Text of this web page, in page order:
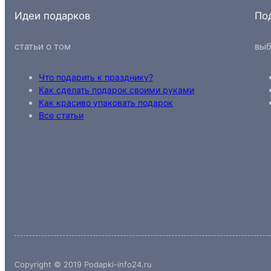
Идеи подарков
статьи о том
Что подарить к празднику?
Как сделать подарок своими руками
Как красиво упаковать подарок
Все статьи
Copyright © 2019 Podapki-info24.ru